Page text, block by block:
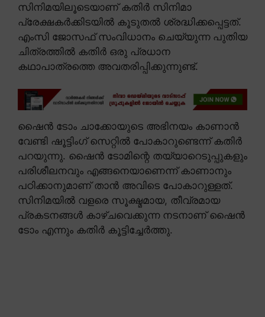
സിനിമയിലൂടെയാണ് കതിർ സിനിമാ
പ്രേക്ഷകർക്കിടയിൽ കൂടുതൽ ശ്രദ്ധിക്കപ്പെട്ടത്.
എംസി ജോസഫ് സംവിധാനം ചെയ്യുന്ന പുതിയ
ചിത്രത്തിൽ കതിർ ഒരു പ്രധാന
കഥാപാത്രത്തെ അവതരിപ്പിക്കുന്നുണ്ട്.
ഷൈൻ ടോം ചാക്കോയുടെ അഭിനയം കാണാൻ
വേണ്ടി ഷൂട്ടിംഗ് സെറ്റിൽ പോകാറുണ്ടെന്ന് കതിർ
പറയുന്നു. ഷൈൻ ടോമിന്റെ തയ്യാറെടുപ്പുകളും
പരിശീലനവും എങ്ങനെയാണെന്ന് കാണാനും
പഠിക്കാനുമാണ് താൻ അവിടെ പോകാറുള്ളത്.
സിനിമയിൽ വളരെ സൂക്ഷ്മമായ, തീവ്രമായ
പ്രകടനങ്ങൾ കാഴ്ചവെക്കുന്ന നടനാണ് ഷൈൻ
ടോം എന്നും കതിർ കൂട്ടിച്ചേർത്തു.